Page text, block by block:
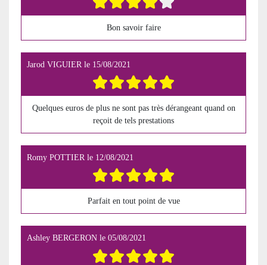
Bon savoir faire
Jarod VIGUIER le 15/08/2021
Quelques euros de plus ne sont pas très dérangeant quand on
reçoit de tels prestations
Romy POTTIERle 12/08/2021
Parfait en tout point de vue
Ashley BERGERON le 05/08/2021